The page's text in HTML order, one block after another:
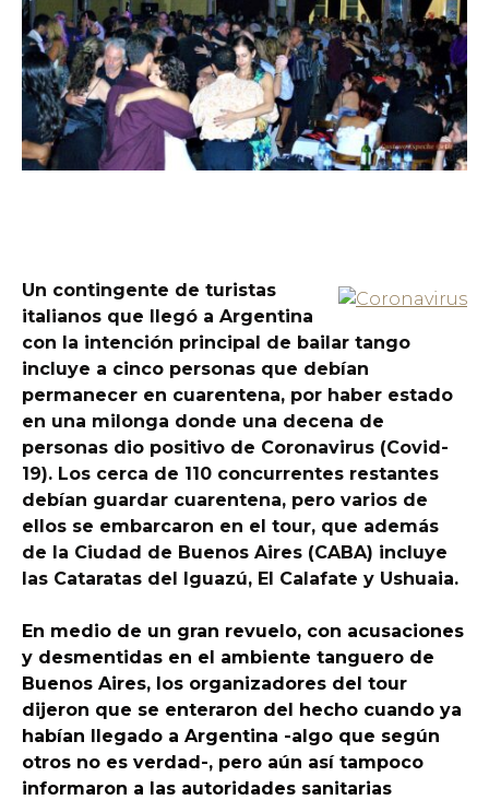
Un contingente de turistas
italianos que llegó a Argentina
con la intención principal de bailar tango
incluye a cinco personas que debían
permanecer en cuarentena, por haber estado
en una milonga donde una decena de
personas dio positivo de Coronavirus (Covid-
19). Los cerca de 110 concurrentes restantes
debían guardar cuarentena, pero varios de
ellos se embarcaron en el tour, que además
de la Ciudad de Buenos Aires (CABA) incluye
las Cataratas del Iguazú, El Calafate y Ushuaia.
En medio de un gran revuelo, con acusaciones
y desmentidas en el ambiente tanguero de
Buenos Aires, los organizadores del tour
dijeron que se enteraron del hecho cuando ya
habían llegado a Argentina -algo que según
otros no es verdad-, pero aún así tampoco
informaron a las autoridades sanitarias